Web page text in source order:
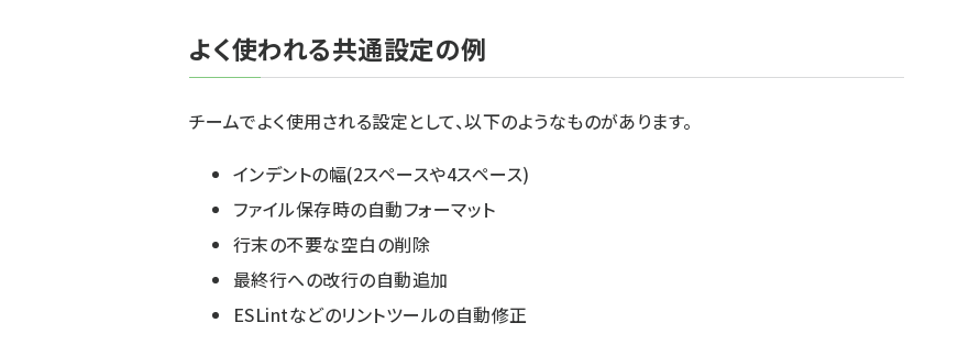
よく使われる共通設定の例
チームでよく使用される設定として、以下のようなものがあります。
インデントの幅(2スペースや4スペース)
ファイル保存時の自動フォーマット
行末の不要な空白の削除
最終行への改行の自動追加
ESLintなどのリントツールの自動修正